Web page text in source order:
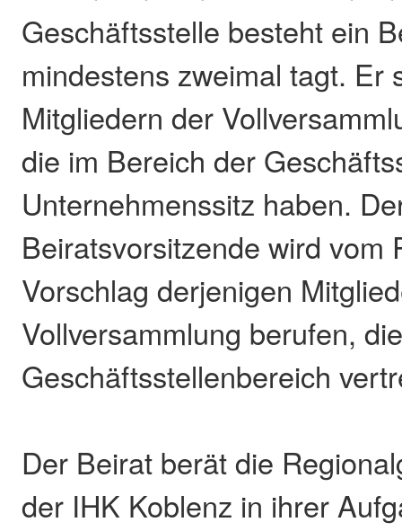
Geschäftsstelle besteht ein
mindestens zweimal tagt. Er
Mitgliedern der
die im Bereich der
Unternehmenssitz haben.
Beiratsvorsitzende wird vom
Vorschlag derjenigen
Vollversammlung berufen,
Geschäftsstellenbereich
Der Beirat berät die
der IHK Koblenz in ihrer